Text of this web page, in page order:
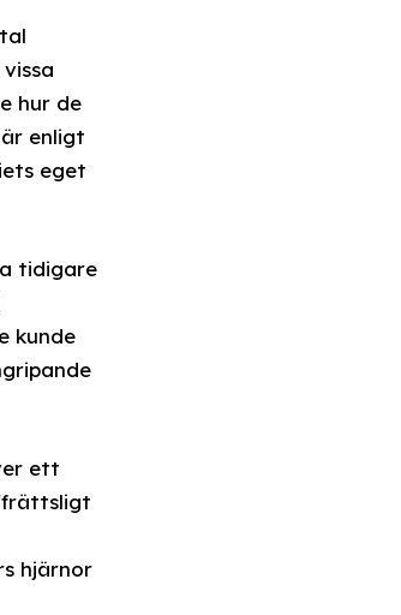
hur de
enligt
eget
tidigare
kunde
ett
hjärnor